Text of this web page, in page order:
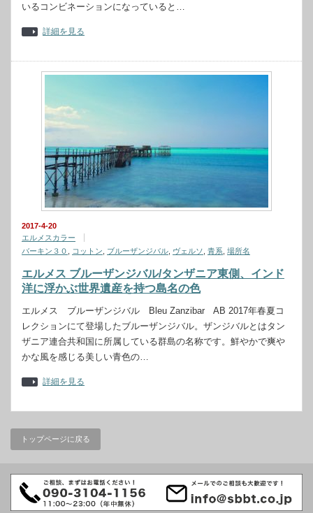
いるコンビネーションになっていると…
詳細を見る
2017-4-20
エルメスカラー
バーキン３０
コットン ブルーザンジバル ヴェルソ 青系 場所名
エルメス ブルーザンジバル/タンザニア東側、インド
洋に浮かぶ世界遺産を持つ島名の色
エルメス ブルーザンジバル Bleu Zanzibar AB 2017年春夏コ
レクションにて登場したブルーザンジバル。ザンジバルとはタン
ザニア連合共和国に所属している群島の名称です。鮮やかで爽や
かな風を感じる美しい青色の…
詳細を見る
トップページに戻る